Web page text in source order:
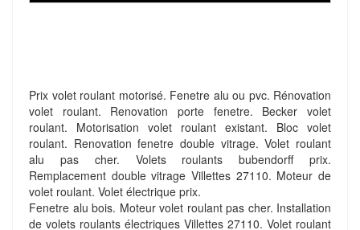
Prix volet roulant motorisé. Fenetre alu ou pvc. Rénovation
volet roulant. Renovation porte fenetre. Becker volet
roulant. Motorisation volet roulant existant. Bloc volet
roulant. Renovation fenetre double vitrage. Volet roulant
alu pas cher. Volets roulants bubendorff prix.
Remplacement double vitrage Villettes 27110. Moteur de
volet roulant. Volet électrique prix.
Fenetre alu bois. Moteur volet roulant pas cher. Installation
de volets roulants électriques Villettes 27110. Volet roulant